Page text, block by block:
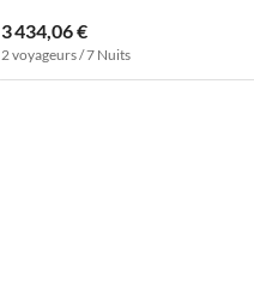
3 434,06 €
2 voyageurs / 7 Nuits